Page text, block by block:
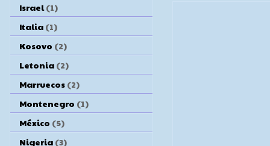
Israel (1)
Italia (1)
Kosovo (2)
Letonia (2)
Marruecos (2)
Montenegro (1)
México (5)
Nigeria (3)